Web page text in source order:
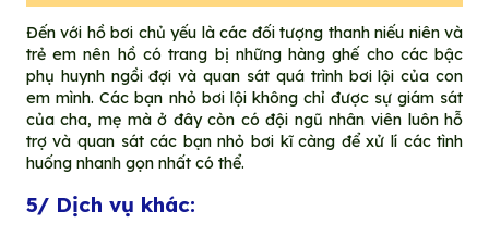
Đến với hồ bơi chủ yếu là các đối tượng thanh niếu niên và
trẻ em nên hồ có trang bị những hàng ghế cho các bậc
phụ huynh ngồi đợi và quan sát quá trình bơi lội của con
em mình. Các bạn nhỏ bơi lội không chỉ được sự giám sát
của cha, mẹ mà ở đây còn có đội ngũ nhân viên luôn hỗ
trợ và quan sát các bạn nhỏ bơi kĩ càng để xử lí các tình
huống nhanh gọn nhất có thể.
5/ Dịch vụ khác: